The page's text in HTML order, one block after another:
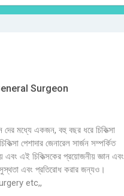
Surgeon
মধ্যে একজন, বহু বছর ধরে চিকিত্সা
পেশাদার জেনারেল সার্জন সম্পর্কিত
এবং এই চিকিত্সকের প্রয়োজনীয় জ্ঞান এবং
এবং প্রতিরোধ করার জন্যও।
etc,,